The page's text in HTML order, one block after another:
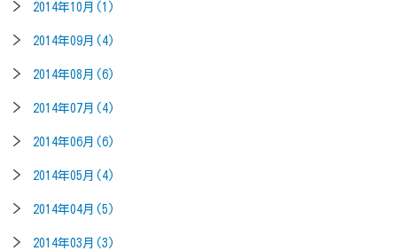
2014年10月(1)
2014年09月(4)
2014年08月(6)
2014年07月(4)
2014年06月(6)
2014年05月(4)
2014年04月(5)
2014年03月(3)